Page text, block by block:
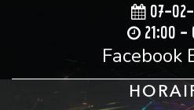
07-02-
21:00 -
Facebook